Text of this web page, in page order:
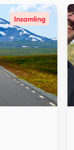
Insamling